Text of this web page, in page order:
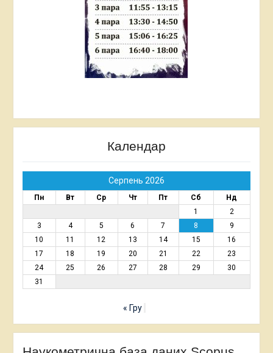
Календар
Серпень 2026
Пн Вт Ср Чт Пт Сб
Нд
1
2
3
4 5 6 7 8
9
10
11 12 13 14 15
16
17
18 19 20 21 22
23
24
25 26 27 28 29
30
31
« Гру